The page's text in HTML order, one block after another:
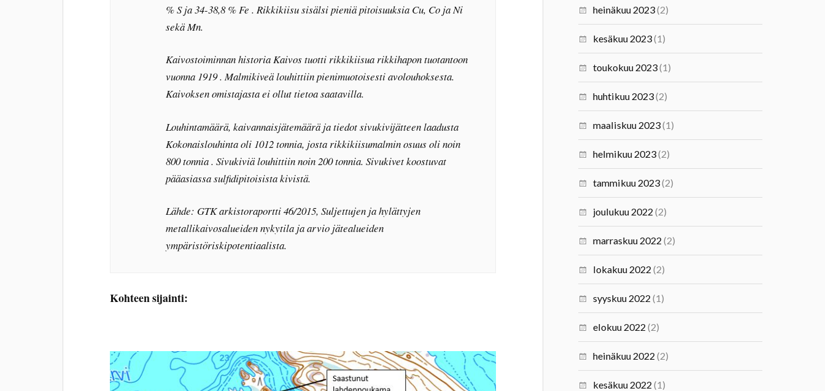
% S ja 34-38,8 % Fe . Rikkikiisu sisälsi pieniä pitoisuuksia Cu, Co ja Ni
sekä Mn.
Kaivostoiminnan historia Kaivos tuotti rikkikiisua rikkihapon tuotantoon
vuonna 1919 . Malmikiveä louhittiin pienimuotoisesti avolouhoksesta.
Kaivoksen omistajasta ei ollut tietoa saatavilla.
Louhintamäärä, kaivannaisjätemäärä ja tiedot sivukivijätteen laadusta
Kokonaislouhinta oli 1012 tonnia, josta rikkikiisumalmin osuus oli noin
800 tonnia . Sivukiviä louhittiin noin 200 tonnia. Sivukivet koostuvat
pääasiassa sulfidipitoisista kivistä.
Lähde: GTK arkistoraportti 46/2015, Suljettujen ja hylättyjen
metallikaivosalueiden nykytila ja arvio jätealueiden
ympäristöriskipotentiaalista.
Kohteen sijainti:
heinäkuu 2023(2)
kesäkuu 2023(1)
toukokuu 2023(1)
huhtikuu 2023(2)
maaliskuu 2023(1)
helmikuu 2023(2)
tammikuu 2023(2)
joulukuu 2022 (2)
marraskuu 2022 (2)
lokakuu 2022 (2)
syyskuu 2022 (1)
elokuu 2022 (2)
heinäkuu 2022 (2)
kesäkuu 2022 (1)